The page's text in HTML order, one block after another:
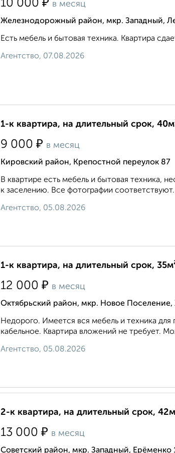
10 000 ₽ в месяц
Железнодорожный район, мкр. Западный,
Есть мебель и бытовая техника. Квартира
Агентство, 07.08.2026
1-к квартира, на длительный срок,
9 000 ₽ в месяц
Кировский район, Крепостной переулок 87
В квартире есть мебель и бытовая техника,
к заселению. Все фотографии
Агентство, 05.08.2026
1-к квартира, на длительный срок,
12 000 ₽ в месяц
Октябрьский район, мкр. Новое Поселение,
Недорого. Имеется вся мебель и техника
кабельное. Квартира вложений не требует.
Агентство, 05.08.2026
2-к квартира, на длительный срок,
13 000 ₽ в месяц
Советский район, мкр. Западный, Ерёменко